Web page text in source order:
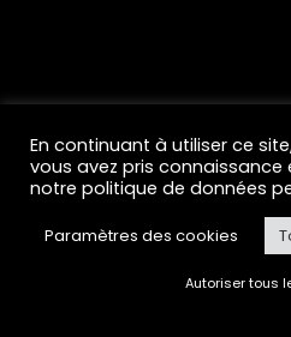
En continuant à utiliser ce
vous avez pris
notre politique de données
Paramètres des cookies
Autoriser tous